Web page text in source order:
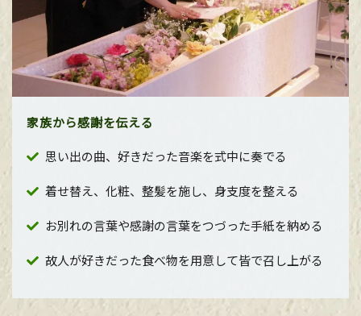
家族から感謝を伝える
思い出の曲、好きだった音楽を式中に奏でる
着せ替え、化粧、整髪を施し、身支度を整える
お別れの言葉や感謝の言葉をつづった手紙を納める
故人が好きだった食べ物を用意して皆で召し上がる